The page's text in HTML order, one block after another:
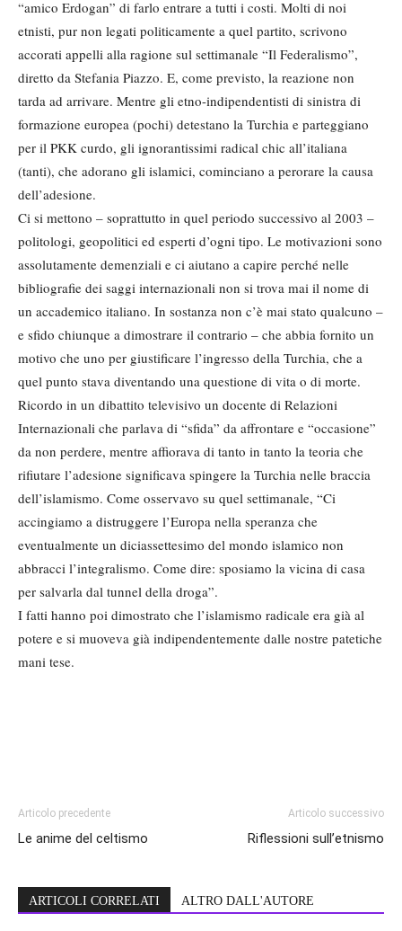
“amico Erdogan” di farlo entrare a tutti i costi. Molti di noi
etnisti, pur non legati politicamente a quel partito, scrivono
accorati appelli alla ragione sul settimanale “Il Federalismo”,
diretto da Stefania Piazzo. E, come previsto, la reazione non
tarda ad arrivare. Mentre gli etno-indipendentisti di sinistra di
formazione europea (pochi) detestano la Turchia e parteggiano
per il PKK curdo, gli ignorantissimi radical chic all’italiana
(tanti), che adorano gli islamici, cominciano a perorare la causa
dell’adesione.
Ci si mettono – soprattutto in quel periodo successivo al 2003 –
politologi, geopolitici ed esperti d’ogni tipo. Le motivazioni sono
assolutamente demenziali e ci aiutano a capire perché nelle
bibliografie dei saggi internazionali non si trova mai il nome di
un accademico italiano. In sostanza non c’è mai stato qualcuno –
e sfido chiunque a dimostrare il contrario – che abbia fornito un
motivo che uno per giustificare l’ingresso della Turchia, che a
quel punto stava diventando una questione di vita o di morte.
Ricordo in un dibattito televisivo un docente di Relazioni
Internazionali che parlava di “sfida” da affrontare e “occasione”
da non perdere, mentre affiorava di tanto in tanto la teoria che
rifiutare l’adesione significava spingere la Turchia nelle braccia
dell’islamismo. Come osservavo su quel settimanale, “Ci
accingiamo a distruggere l’Europa nella speranza che
eventualmente un diciassettesimo del mondo islamico non
abbracci l’integralismo. Come dire: sposiamo la vicina di casa
per salvarla dal tunnel della droga”.
I fatti hanno poi dimostrato che l’islamismo radicale era già al
potere e si muoveva già indipendentemente dalle nostre patetiche
mani tese.
Articolo precedente
Le anime del celtismo
Articolo successivo
Riflessioni sull’etnismo
ARTICOLI CORRELATI ALTRO DALL'AUTORE